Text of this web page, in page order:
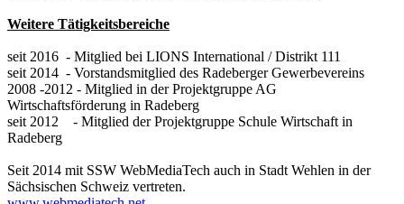
Weitere Tätigkeitsbereiche
seit 2016 - Mitglied bei LIONS International / Distrikt 111
seit 2014 - Vorstandsmitglied des Radeberger Gewerbevereins
2008 -2012 - Mitglied in der Projektgruppe AG
Wirtschaftsförderung in Radeberg
seit 2012
- Mitglied der Projektgruppe Schule Wirtschaft in
Radeberg
Seit 2014 mit SSW WebMediaTech auch in Stadt Wehlen in der
Sächsischen Schweiz vertreten.